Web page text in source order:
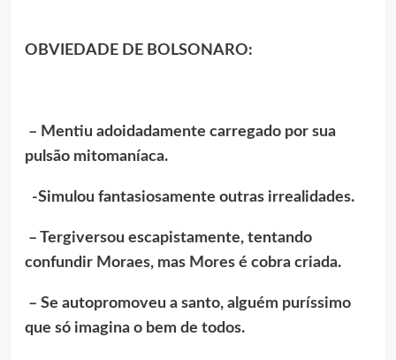
OBVIEDADE DE BOLSONARO:
– Mentiu adoidadamente carregado por sua
pulsão mitomaníaca.
-Simulou fantasiosamente outras irrealidades.
– Tergiversou escapistamente, tentando
confundir Moraes, mas Mores é cobra criada.
– Se autopromoveu a santo, alguém puríssimo
que só imagina o bem de todos.